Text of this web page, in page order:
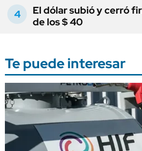
El dólar subió y cerró
de los $ 40
Te puede interesar